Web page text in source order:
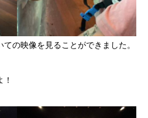
の映像を見ることができました。